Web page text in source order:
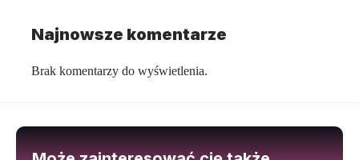
Najnowsze komentarze
Brak komentarzy do wyświetlenia.